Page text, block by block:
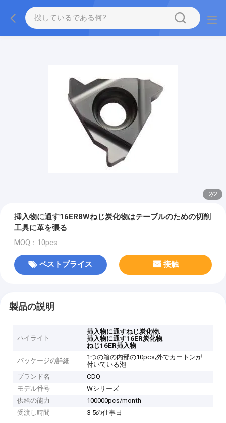
2/2
挿入物に通す16ER8Wねじ炭化物はテーブルのための切削
工具に革を張る
MOQ：10pcs
ベストプライス 接触
製品の説明
ハイライト
挿入物に通すねじ炭化物,
挿入物に通す16ER炭化物,
ねじ16ER挿入物
パッケージの詳細
1つの箱の内部の10pcs;外でカートンが
付いている泡
ブランド名
CDQ
モデル番号
Wシリーズ
供給の能力
100000pcs/month
受渡し時間
3-5の仕事日